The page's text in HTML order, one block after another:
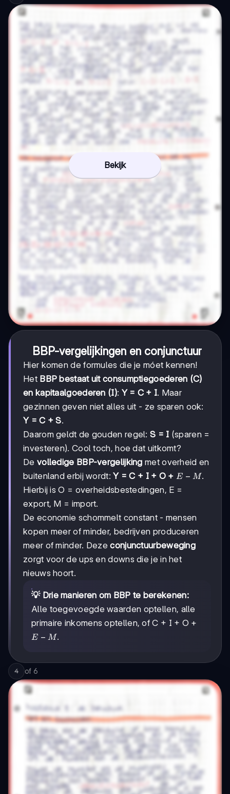
Bekijk
BBP-vergelijkingen en conjunctuur
Hier komen de formules die je móet kennen!
Het BBP bestaat uit consumptiegoederen (C)
en kapitaalgoederen (I): Y = C + I. Maar
gezinnen geven niet alles uit - ze sparen ook:
Y = C + S.
Daarom geldt de gouden regel: S = I (sparen =
investeren). Cool toch, hoe dat uitkomt?
De volledige BBP-vergelijking met overheid en
buitenland erbij wordt:Y = C + I + O +E
E − M.
Hierbij is O = overheidsbestedingen, E =
export, M = import.
De economie schommelt constant - mensen
kopen meer of minder, bedrijven produceren
meer of minder. Dezeconjunctuurbeweging
zorgt voor de ups en downs die je in het
nieuws hoort.
💡 Drie manieren om BBP te berekenen:
Alle toegevoegde waarden optellen, alle
primaire inkomens optellen, of C + I + O +
E
E − M.
4 of 6